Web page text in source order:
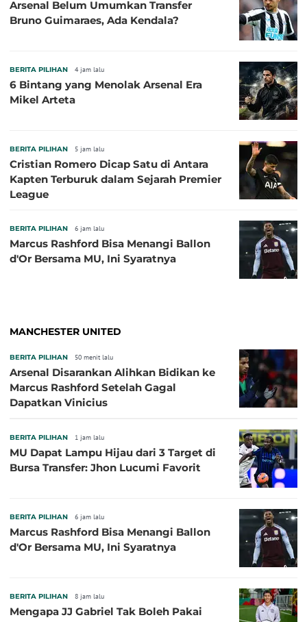
Arsenal Belum Umumkan Transfer
Bruno Guimaraes, Ada Kendala?
BERITA PILIHAN 4 jam lalu
6 Bintang yang Menolak Arsenal Era
Mikel Arteta
BERITA PILIHAN 5 jam lalu
Cristian Romero Dicap Satu di Antara
Kapten Terburuk dalam Sejarah Premier
League
BERITA PILIHAN 6 jam lalu
Marcus Rashford Bisa Menangi Ballon
d'Or Bersama MU, Ini Syaratnya
MANCHESTER UNITED
BERITA PILIHAN 50 menit lalu
Arsenal Disarankan Alihkan Bidikan ke
Marcus Rashford Setelah Gagal
Dapatkan Vinicius
BERITA PILIHAN 1 jam lalu
MU Dapat Lampu Hijau dari 3 Target di
Bursa Transfer: Jhon Lucumi Favorit
BERITA PILIHAN 6 jam lalu
Marcus Rashford Bisa Menangi Ballon
d'Or Bersama MU, Ini Syaratnya
BERITA PILIHAN 8 jam lalu
Mengapa JJ Gabriel Tak Boleh Pakai